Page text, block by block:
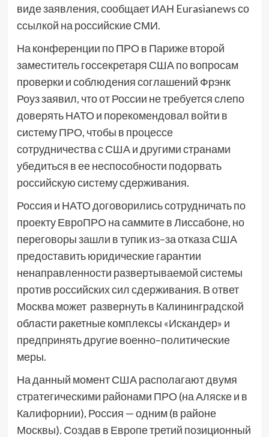
виде заявления, сообщает ИАН Eurasianews со
ссылкой на российские СМИ.
На конференции по ПРО в Париже второй
заместитель госсекретаря США по вопросам
проверки и соблюдения соглашений Фрэнк
Роуз заявил, что от России не требуется слепо
доверять НАТО и порекомендовал войти в
систему ПРО, чтобы в процессе
сотрудничества с США и другими странами
убедиться в ее неспособности подорвать
российскую систему сдерживания.
Россия и НАТО договорились сотрудничать по
проекту ЕвроПРО на саммите в Лиссабоне, но
переговоры зашли в тупик из–за отказа США
предоставить юридические гарантии
ненаправленности развертываемой системы
против российских сил сдерживания. В ответ
Москва может развернуть в Калининградской
области ракетные комплексы «Искандер» и
предпринять другие военно–политические
меры.
На данный момент США располагают двумя
стратегическими районами ПРО (на Аляске и в
Калифорнии), Россия — одним (в районе
Москвы). Создав в Европе третий позиционный